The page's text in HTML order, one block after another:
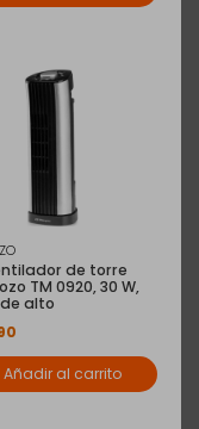
AALBORG,
3D con 70 W de
de torre
TM 0920, 30 W,
alto
Añadir al carrito